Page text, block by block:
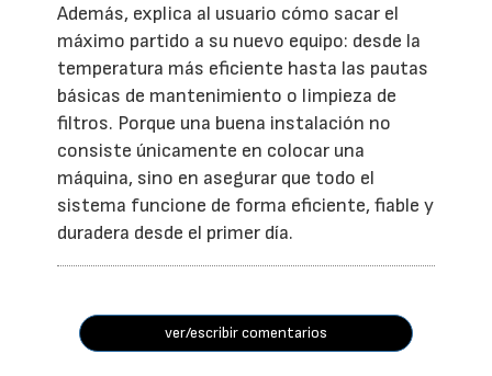
Además, explica al usuario cómo sacar el
máximo partido a su nuevo equipo: desde la
temperatura más eficiente hasta las pautas
básicas de mantenimiento o limpieza de
filtros. Porque una buena instalación no
consiste únicamente en colocar una
máquina, sino en asegurar que todo el
sistema funcione de forma eficiente, fiable y
duradera desde el primer día.
ver/escribir comentarios